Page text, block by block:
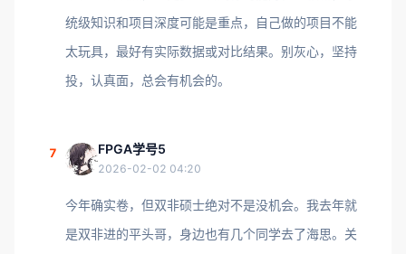
统级知识和项目深度可能是重点，自己做的项目不能
太玩具，最好有实际数据或对比结果。别灰心，坚持
投，认真面，总会有机会的。
7 FPGA学号5
2026-02-02 04:20
今年确实卷，但双非硕士绝对不是没机会。我去年就
是双非进的平头哥，身边也有几个同学去了海思。关